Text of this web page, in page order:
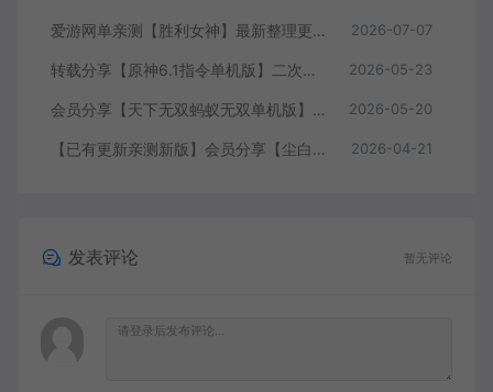
爱游网单亲测【胜利女神】最新整理更新第7版148.10.5NIKKE胜利女神妮姬单机版方舟活动148版本官服GM可无限抽卡全剧情免虚拟机一键端视频安装教学 2026-07-07
转载分享【原神6.1指令单机版】二次元网游单机版 指令模拟端 登录 战斗 地图 魔物 背包 抽卡 商店 MOD 未亲测图文教学 2026-05-23
会员分享【天下无双蚂蚁无双单机版】最新整理单机版本 带GM命令后台 武侠怀旧网游 免虚拟机一键端 配套视频教学 2026-05-20
【已有更新亲测新版】会员分享【尘白单机版】二次元射击类网游单机版一键端 2026-04-21
发表评论 暂无评论